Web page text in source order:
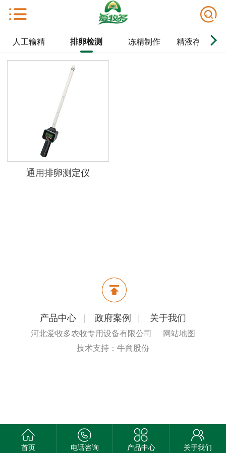
人工输精 排卵检测 冻精制作 精液存储/解
通用排卵测定仪
产品中心 | 政府案例 | 关于我们
河北爱牧多农牧专用设备有限公司
网站地图
技术支持：牛商股份
首页 电话咨询 产品中心 关于我们